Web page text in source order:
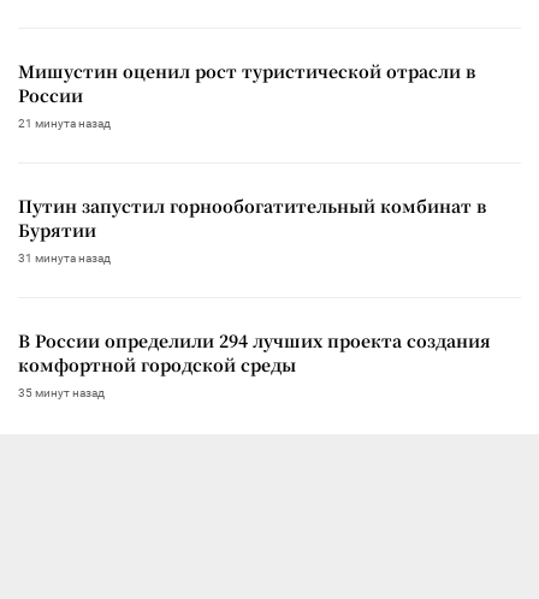
Мишустин оценил рост туристической отрасли в
России
21 минута назад
Путин запустил горнообогатительный комбинат в
Бурятии
31 минута назад
В России определили 294 лучших проекта создания
комфортной городской среды
35 минут назад